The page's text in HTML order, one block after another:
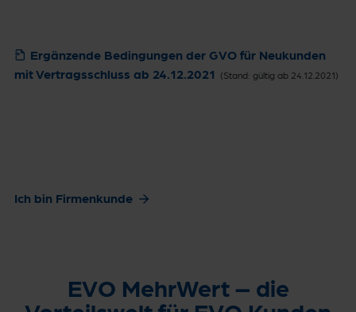
Ergänzende Bedingungen der GVO für Neukunden
mit Vertragsschluss ab 24.12.2021
(Stand: gültig ab 24.12.2021)
Ich bin Firmenkunde
EVO MehrWert – die